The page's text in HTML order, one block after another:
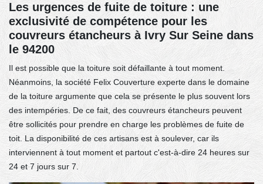
Les urgences de fuite de toiture : une
exclusivité de compétence pour les
couvreurs étancheurs à Ivry Sur Seine dans
le 94200
Il est possible que la toiture soit défaillante à tout moment.
Néanmoins, la société Felix Couverture experte dans le domaine
de la toiture argumente que cela se présente le plus souvent lors
des intempéries. De ce fait, des couvreurs étancheurs peuvent
être sollicités pour prendre en charge les problèmes de fuite de
toit. La disponibilité de ces artisans est à soulever, car ils
interviennent à tout moment et partout c'est-à-dire 24 heures sur
24 et 7 jours sur 7.